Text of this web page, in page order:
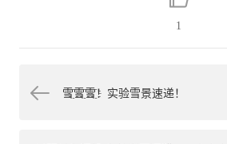
1
雪҈雪҈雪҈！实验雪景速递！